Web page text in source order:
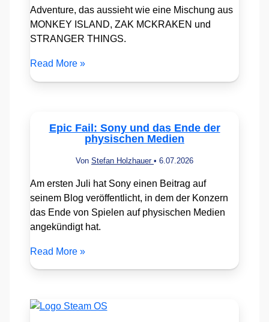
Adventure, das aussieht wie eine Mischung aus
MONKEY ISLAND, ZAK MCKRAKEN und
STRANGER THINGS.
Read More »
Epic Fail: Sony und das Ende der
physischen Medien
Von Stefan Holzhauer • 6.07.2026
Am ersten Juli hat Sony einen Beitrag auf
seinem Blog veröffentlicht, in dem der Konzern
das Ende von Spielen auf physischen Medien
angekündigt hat.
Read More »